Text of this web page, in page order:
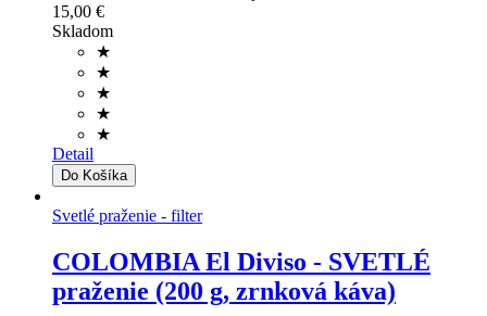
15,00 €
Skladom
★
★
★
★
★
Detail
Svetlé praženie - filter
COLOMBIA El Diviso - SVETLÉ
praženie (200 g, zrnková káva)